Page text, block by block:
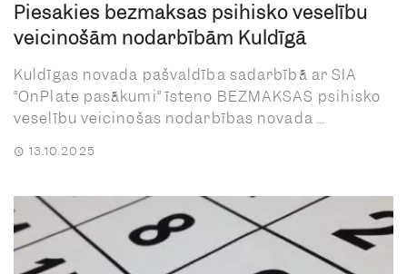
Piesakies bezmaksas psihisko veselību
veicinošām nodarbībām Kuldīgā
Kuldīgas novada pašvaldība sadarbībā ar SIA
“OnPlate pasākumi” īsteno BEZMAKSAS psihisko
veselību veicinošas nodarbības novada ...
13.10.2025